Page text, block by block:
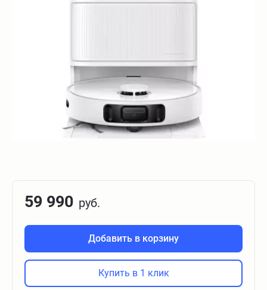
59 990 руб.
Добавить в корзину
Купить в 1 клик